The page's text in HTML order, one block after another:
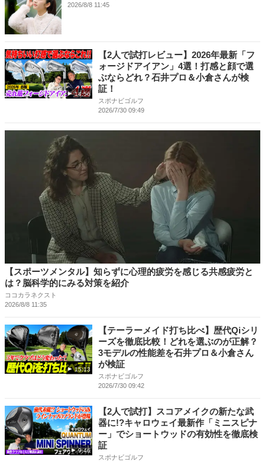
2026/8/8 11:45
14:56
【2人で試打レビュー】2026年最新「フ
ォージドアイアン」4選！打感と顔で選
ぶならどれ？石井プロ＆小倉さんが検
証！
スポナビゴルフ
2026/7/30 09:49
【スポーツメンタル】知らずに心理的疲労を感じる共感疲労と
は？脳科学的にみる対策を紹介
ココカラネクスト
2026/8/8 11:35
15:13
【テーラーメイド打ち比べ】歴代Qiシリ
ーズを徹底比較！どれを選ぶのが正解？
3モデルの性能差を石井プロ＆小倉さん
が検証
スポナビゴルフ
2026/7/30 09:42
9:46
【2人で試打】スコアメイクの新たな武
器に!?キャロウェイ最新作「ミニスピナ
ー」でショートウッドの有効性を徹底検
証
スポナビゴルフ